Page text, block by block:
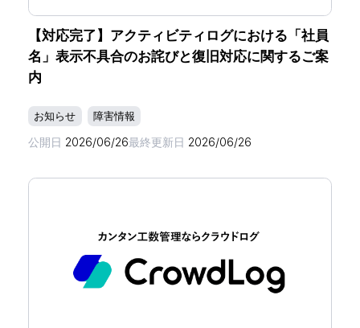
【対応完了】アクティビティログにおける「社員
名」表示不具合のお詫びと復旧対応に関するご案
内
お知らせ 障害情報
公開日 2026/06/26最終更新日 2026/06/26